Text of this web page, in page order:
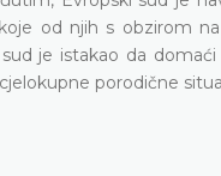
od njih s obzirom
je istakao da
porodične